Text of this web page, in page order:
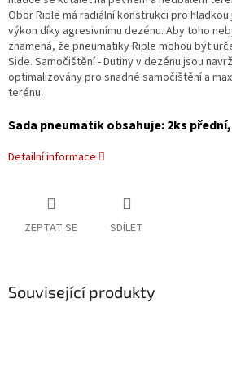
Obor Riple má radiální konstrukci pro
výkon díky agresivnímu dezénu. Aby toho
znamená, že pneumatiky Riple mohou být
Side. Samočištění - Dutiny v dezénu jsou
optimalizovány pro snadné samočištění a
terénu.
Sada pneumatik obsahuje: 2ks
Detailní informace
ZEPTAT SE SDÍLET
Související produkty